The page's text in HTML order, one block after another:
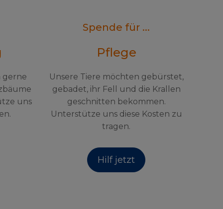
gerne
uns
Spende für ...
Pflege
Unsere Tiere möchten gebürstet,
gebadet, ihr Fell und die Krallen
geschnitten bekommen.
Unterstütze uns diese Kosten zu
tragen.
Hilf jetzt